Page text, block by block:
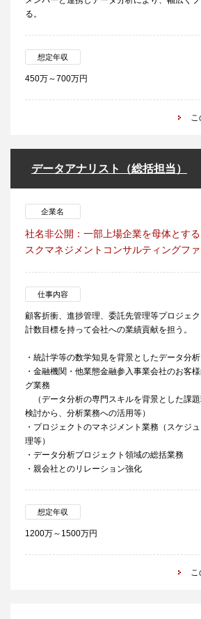
る。
想定年収
450万～700万円
こ
データアナリスト（総括担当）
企業名
社名非公開：一部上場企業を母体とす
スクマネジメントコンサルティングフ
仕事内容
顧客折衝、進捗管理、委託先管理等プロジェク
計数目標を持って会社への業績貢献を担う。
・統計学等の数学知見を背景としたデータ分析
・金融機関・他業態金融参入事業会社のお客
グ業務
（データ分析の専門スキルを背景とした課
検討から、分析業務への活用等）
・プロジェクトのマネジメント業務（スケジ
理等）
・データ分析プロジェクト領域の総括業務
・親会社とのリレーション強化
想定年収
1200万～1500万円
こ